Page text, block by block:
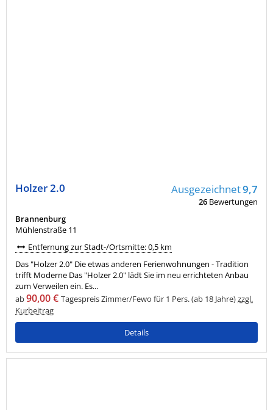
Holzer 2.0 Ausgezeichnet9,7
26 Bewertungen
Brannenburg
Mühlenstraße 11
Entfernung zur Stadt-/Ortsmitte: 0,5 km
Das "Holzer 2.0" Die etwas anderen Ferienwohnungen - Tradition
trifft Moderne Das "Holzer 2.0" lädt Sie im neu errichteten Anbau
zum Verweilen ein. Es...
ab90,00 € Tagespreis Zimmer/Fewo für 1 Pers. (ab 18 Jahre)zzgl.
Kurbeitrag
Details